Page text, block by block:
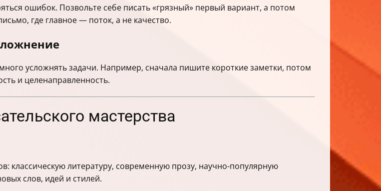
ошибок. Позвольте себе писать «грязный» первый вариант, а потом
где главное — поток, а не качество.
усложнять задачи. Например, сначала пишите короткие заметки, потом
и целенаправленность.
мастерства
классическую литературу, современную прозу, научно-популярную
слов, идей и стилей.